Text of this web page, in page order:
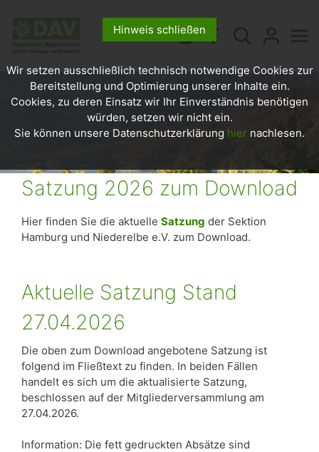
Satzung 2026 zum Download
Hier finden Sie die aktuelle Satzung der Sektion
Hamburg und Niederelbe e.V. zum Download.
Aktuelle Satzung Stand
27.04.2026
Die oben zum Download angebotene Satzung ist
folgend im Fließtext zu finden. In beiden Fällen
handelt es sich um die aktualisierte Satzung,
beschlossen auf der Mitgliederversammlung am
27.04.2026.
Information: Die fett gedruckten Absätze sind
Hinweis schließen
Wir setzen ausschließlich technisch notwendige Cookies zur
Bereitstellung und Optimierung unserer Inhalte ein.
Cookies, zu deren Einsatz wir Ihr Einverständnis benötigen
würden, setzen wir nicht ein.
Sie können unsere Datenschutzerklärung hier nachlesen.